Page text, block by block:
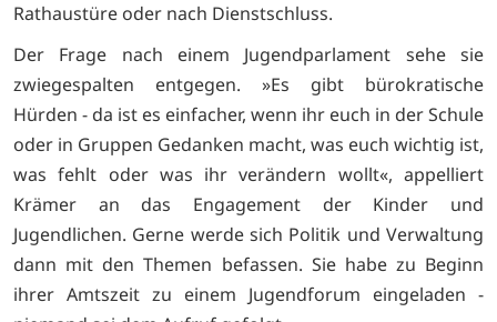
Rathaustüre oder nach Dienstschluss.
Der Frage nach einem Jugendparlament sehe sie
zwiegespalten entgegen. »Es gibt bürokratische
Hürden - da ist es einfacher, wenn ihr euch in der Schule
oder in Gruppen Gedanken macht, was euch wichtig ist,
was fehlt oder was ihr verändern wollt«, appelliert
Krämer an das Engagement der Kinder und
Jugendlichen. Gerne werde sich Politik und Verwaltung
dann mit den Themen befassen. Sie habe zu Beginn
ihrer Amtszeit zu einem Jugendforum eingeladen -